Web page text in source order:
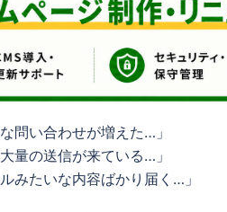
問い合わせが増えた…」
量の送信が来ている…」
ルみたいな内容ばかり届く…」